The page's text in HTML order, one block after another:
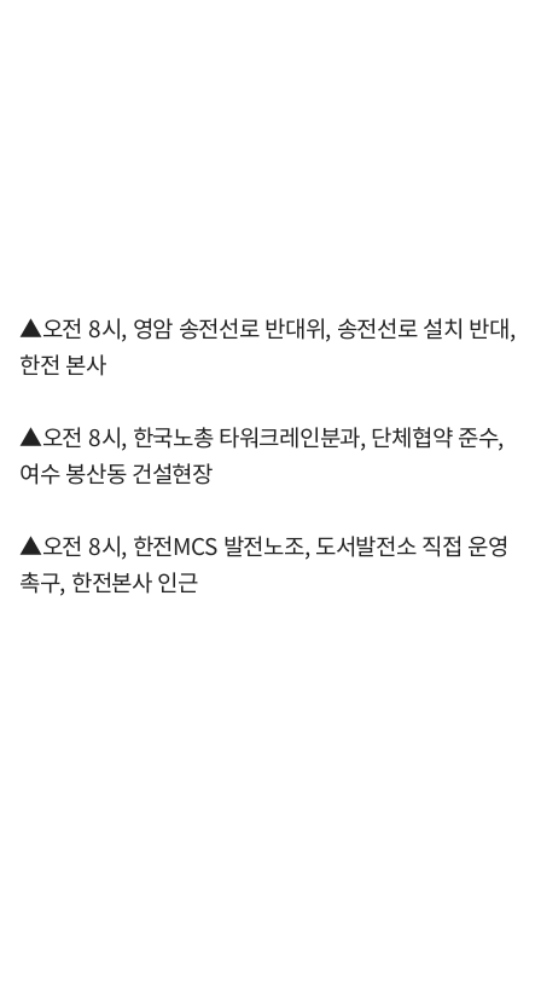
▲오전 8시, 영암 송전선로 반대위, 송전선로 설치 반대,
한전 본사
▲오전 8시, 한국노총 타워크레인분과, 단체협약 준수,
여수 봉산동 건설현장
▲오전 8시, 한전MCS 발전노조, 도서발전소 직접 운영
촉구, 한전본사 인근